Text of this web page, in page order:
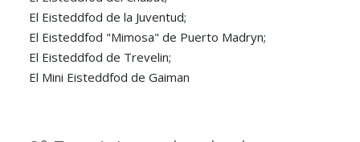
El Eisteddfod de la Juventud;
El Eisteddfod "Mimosa" de Puerto Madryn;
El Eisteddfod de Trevelin;
El Mini Eisteddfod de Gaiman